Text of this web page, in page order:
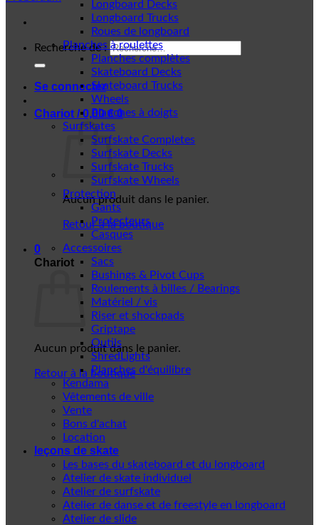
Recherche de :
Se connecter
Chariot /0,00€ 0
Aucun produit dans le panier.
Retour à la boutique
0
Chariot
Aucun produit dans le panier.
Retour à la boutique
Longboard Decks
Longboard Trucks
Roues de longboard
Planches à roulettes
Planches complètes
Skateboard Decks
Skateboard Trucks
Wheels
Planches à doigts
Surfskates
Surfskate Completes
Surfskate Decks
Surfskate Trucks
Surfskate Wheels
Protection
Gants
Protecteurs
Casques
Accessoires
Sacs
Bushings & Pivot Cups
Roulements à billes / Bearings
Matériel / vis
Riser et shockpads
Griptape
Outils
ShredLights
Planches d'équilibre
Kendama
Vêtements de ville
Vente
Bons d'achat
Location
leçons de skate
Les bases du skateboard et du longboard
Atelier de skate individuel
Atelier de surfskate
Atelier de danse et de freestyle en longboard
Atelier de slide